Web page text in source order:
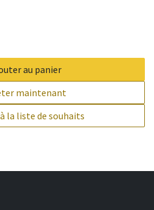
au panier
maintenant
la liste de souhaits